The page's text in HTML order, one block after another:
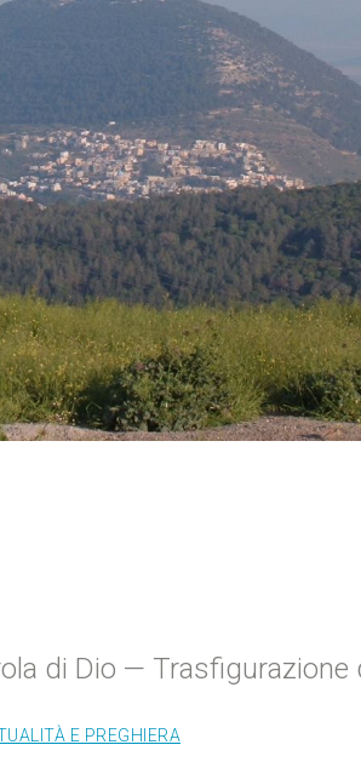
di Dio — Trasfigurazione
E PREGHIERA